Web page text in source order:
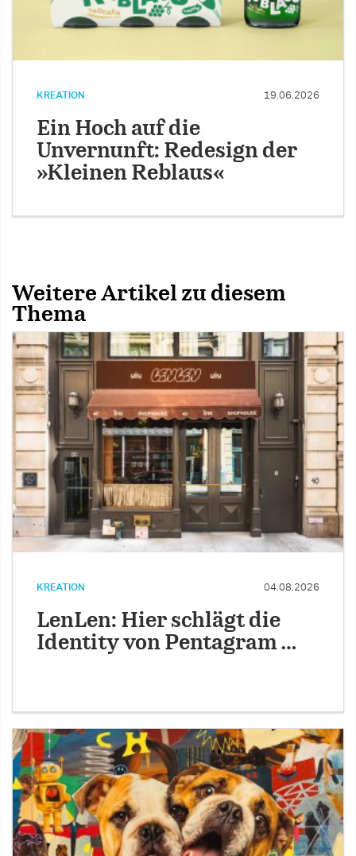
KREATION 19.06.2026
Ein Hoch auf die
Unvernunft: Redesign der
»Kleinen Reblaus«
Weitere Artikel zu diesem
Thema
KREATION 04.08.2026
LenLen: Hier schlägt die
Identity von Pentagram …